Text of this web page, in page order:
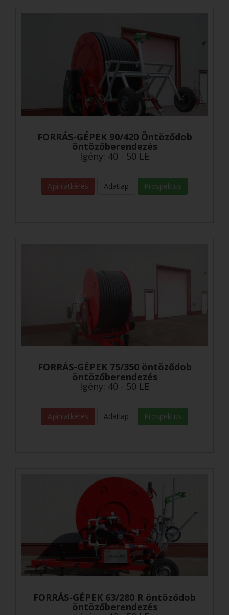
FORRÁS-GÉPEK 90/420 Öntöződob
öntözőberendezés
Igény: 40 - 50 LE
Ajánlatkérés Adatlap Prospektus
FORRÁS-GÉPEK 75/350 öntöződob
öntözőberendezés
Igény: 40 - 50 LE
Ajánlatkérés Adatlap Prospektus
FORRÁS-GÉPEK 63/280 R öntöződob
öntözőberendezés